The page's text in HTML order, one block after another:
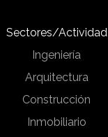
Sectores/Actividad
Ingeniería
Arquitectura
Construcción
Inmobiliario